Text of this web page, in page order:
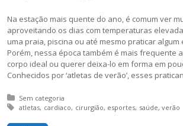
Na estação mais quente do ano, é comum ver
aproveitando os dias com temperaturas
uma praia, piscina ou até mesmo praticar algum
Porém, nessa época também é mais frequente
corpo ideal ou querer deixa-lo em forma em
Conhecidos por ‘atletas de verão’, esses
Posted in:
Sem categoria
Tagged with:
atletas cardiaco cirurgião esportes saúde verão